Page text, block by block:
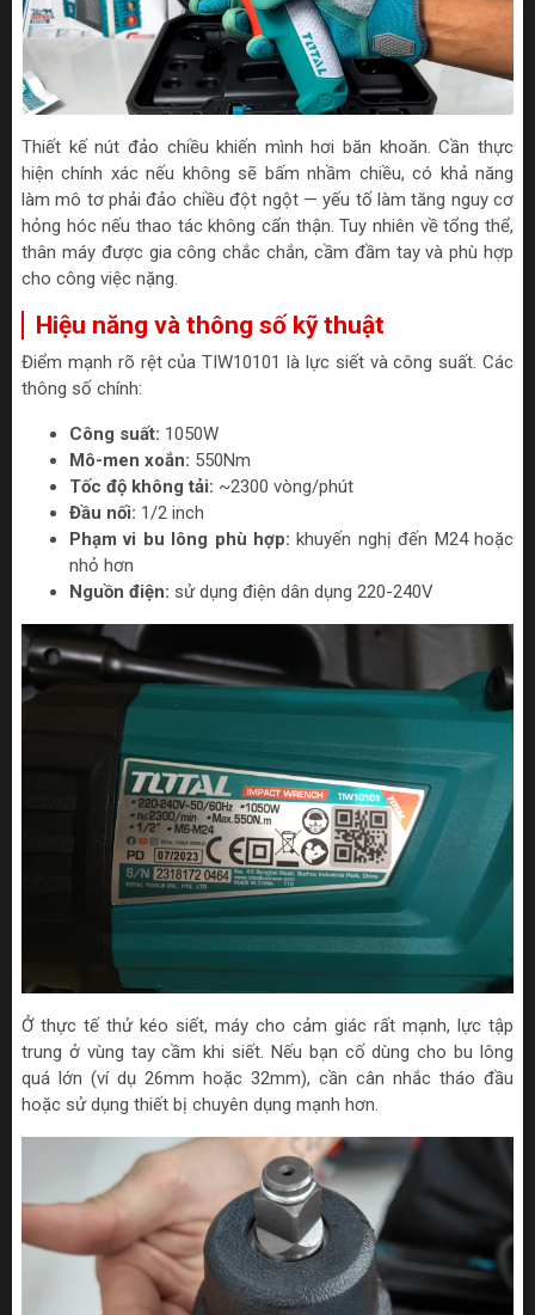
Thiết kế nút đảo chiều khiến mình hơi băn khoăn. Cần thực
hiện chính xác nếu không sẽ bấm nhầm chiều, có khả năng
làm mô tơ phải đảo chiều đột ngột — yếu tố làm tăng nguy cơ
hỏng hóc nếu thao tác không cẩn thận. Tuy nhiên về tổng thể,
thân máy được gia công chắc chắn, cầm đầm tay và phù hợp
cho công việc nặng.
Hiệu năng và thông số kỹ thuật
Điểm mạnh rõ rệt của TIW10101 là lực siết và công suất. Các
thông số chính:
Công suất: 1050W
Mô-men xoắn: 550Nm
Tốc độ không tải: ~2300 vòng/phút
Đầu nối: 1/2 inch
Phạm vi bu lông phù hợp: khuyến nghị đến M24 hoặc
nhỏ hơn
Nguồn điện: sử dụng điện dân dụng 220-240V
Ở thực tế thử kéo siết, máy cho cảm giác rất mạnh, lực tập
trung ở vùng tay cầm khi siết. Nếu bạn cố dùng cho bu lông
quá lớn (ví dụ 26mm hoặc 32mm), cần cân nhắc tháo đầu
hoặc sử dụng thiết bị chuyên dụng mạnh hơn.